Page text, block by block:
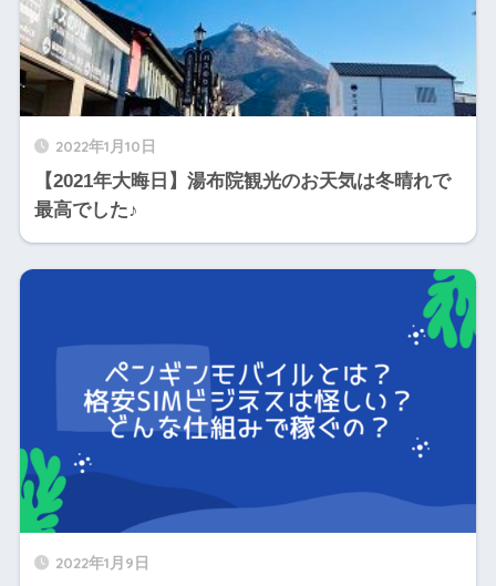
2022年1月10日
【2021年大晦日】湯布院観光のお天気は冬晴れで
最高でした♪
2022年1月9日